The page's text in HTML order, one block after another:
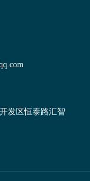
发区恒泰路汇智